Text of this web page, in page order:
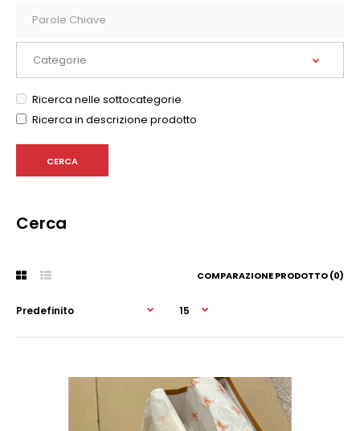
Ricerca nelle sottocategorie
Ricerca in descrizione prodotto
Cerca
COMPARAZIONE PRODOTTO (0)